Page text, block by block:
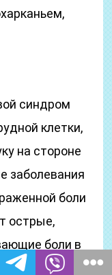
синдром
клетки,
на стороне
заболевания
боли
острые,
боли в
одышку,